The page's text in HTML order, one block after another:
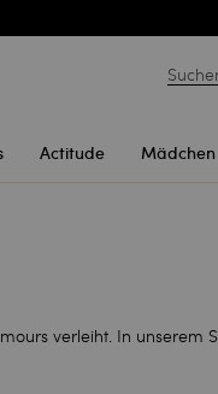
Actitude Mädchen
verleiht. In unserem